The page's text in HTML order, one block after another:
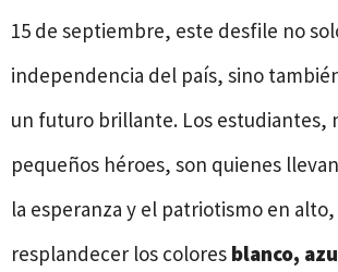
15 de septiembre, este desfile no
independencia del país, sino
un futuro brillante. Los estudiantes,
pequeños héroes, son quienes
la esperanza y el patriotismo en
resplandecer los colores blanco,